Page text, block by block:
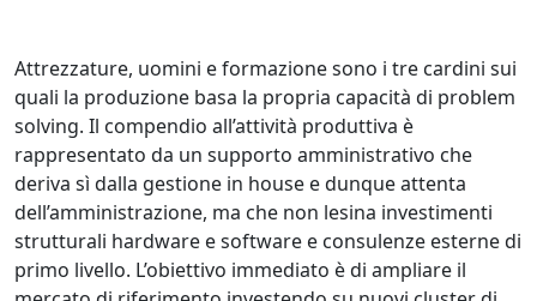
Attrezzature, uomini e formazione sono i tre cardini sui
quali la produzione basa la propria capacità di problem
solving. Il compendio all’attività produttiva è
rappresentato da un supporto amministrativo che
deriva sì dalla gestione in house e dunque attenta
dell’amministrazione, ma che non lesina investimenti
strutturali hardware e software e consulenze esterne di
primo livello. L’obiettivo immediato è di ampliare il